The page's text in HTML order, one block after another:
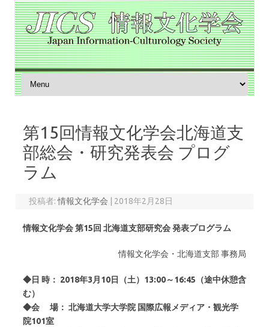
コンテンツへスキップ
第15回情報文化学会北海道支
部総会・研究発表会 プログ
ラム
投稿者:情報文化学会 2018年2月28日
情報文化学会 第15回 北海道支部研究会 発表プログラム
情報文化学会・北海道支部 事務局
◆日 時： 2018年3月10日（土）13:00～16:45（途中休憩含
む）
◆会 場： 北海道大学大学院 国際広報メディア・観光学
院101室